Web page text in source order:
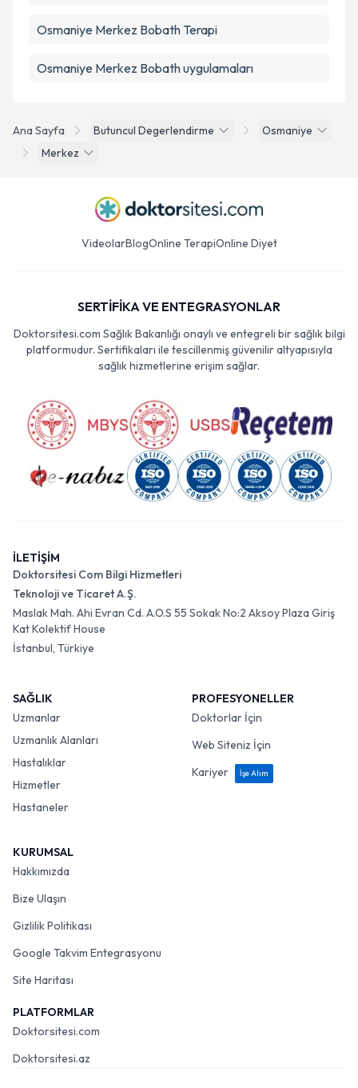
Ana Sayfa Butuncul Degerlendirme
Osmaniye
Merkez
Osmaniye Merkez Bobath Terapi
Osmaniye Merkez Bobath uygulamaları
VideolarBlogOnline TerapiOnline Diyet
SERTİFİKA VE ENTEGRASYONLAR
Doktorsitesi.com Sağlık Bakanlığı onaylı ve entegreli bir sağlık bilgi
platformudur. Sertifikaları ile tescillenmiş güvenilir altyapısıyla
sağlık hizmetlerine erişim sağlar.
İLETİŞİM
Doktorsitesi Com Bilgi Hizmetleri
Teknoloji ve Ticaret A.Ş.
Maslak Mah. Ahi Evran Cd. A.O.S 55 Sokak No:2 Aksoy Plaza Giriş
Kat Kolektif House
İstanbul, Türkiye
SAĞLIK
Uzmanlar
Uzmanlık Alanları
Hastalıklar
Hizmetler
Hastaneler
PROFESYONELLER
Doktorlar İçin
Web Siteniz İçin
Kariyer
İşe Alım
KURUMSAL
Hakkımızda
Bize Ulaşın
Gizlilik Politikası
Google Takvim Entegrasyonu
Site Haritası
PLATFORMLAR
Doktorsitesi.com
Doktorsitesi.az